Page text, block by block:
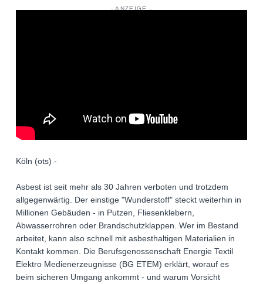
Köln (ots) -
Asbest ist seit mehr als 30 Jahren verboten und trotzdem
allgegenwärtig. Der einstige "Wunderstoff" steckt weiterhin in
Millionen Gebäuden - in Putzen, Fliesenklebern,
Abwasserrohren oder Brandschutzklappen. Wer im Bestand
arbeitet, kann also schnell mit asbesthaltigen Materialien in
Kontakt kommen. Die Berufsgenossenschaft Energie Textil
Elektro Medienerzeugnisse (BG ETEM) erklärt, worauf es
beim sicheren Umgang ankommt - und warum Vorsicht